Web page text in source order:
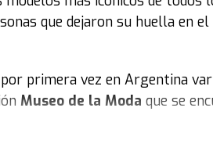
que dejaron su huella en
primera vez en Argentina
Museo de la Moda que se